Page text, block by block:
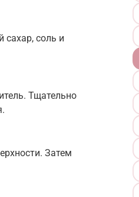
соль и
Тщательно
Затем